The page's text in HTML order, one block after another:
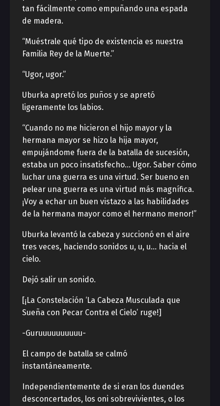
tan fácilmente como empuñando una espada
de madera.
“Muéstrale qué tipo de existencia es nuestra
Familia Rey de la Muerte.”
“Ugor, ugor.”
Uburka apretó los puños y se apretó
ligeramente los labios.
“Cuando no me hicieron el hijo mayor y la
hermana mayor se hizo la hija mayor,
empujándome fuera de la batalla de sucesión,
estaba un poco insatisfecho… Ugor. Saber cómo
luchar una guerra es una virtud. Ser bueno en
pelear una guerra es una virtud más magnífica.
¡Voy a echar un buen vistazo a las habilidades
de la hermana mayor como el hermano menor!”
Uburka levantó la cabeza y succionó en el aire
tres veces, haciendo sonidos u, u, u… hacia el
cielo.
Dejó salir un sonido.
[¡La Constelación ‘La Cabeza Musculada que
Sueña con Pecar Contra el Cielo’ ruge!]
-Guruuuuuuuuuu-
El campo de batalla se calmó
instantáneamente.
Independientemente de si eran los duendes
desconcertados, los oni sobrevivientes, o los